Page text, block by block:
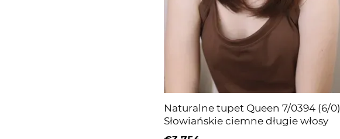
Naturalne tupet Queen 7/0394 (6/0)
Słowiańskie ciemne długie włosy